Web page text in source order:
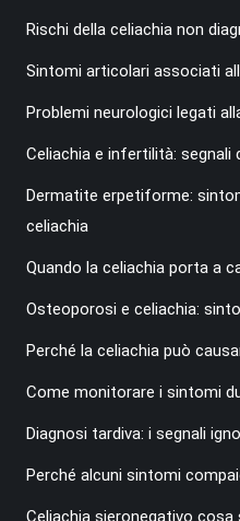
Rischi della celiachia non
Sintomi articolari associati
Problemi neurologici legati
Celiachia e infertilità: segnali
Dermatite erpetiforme:
celiachia
Quando la celiachia porta a
Osteoporosi e celiachia:
Perché la celiachia può
Come monitorare i sintomi
Diagnosi tardiva: i segnali
Perché alcuni sintomi
Celiachia sieronegativo